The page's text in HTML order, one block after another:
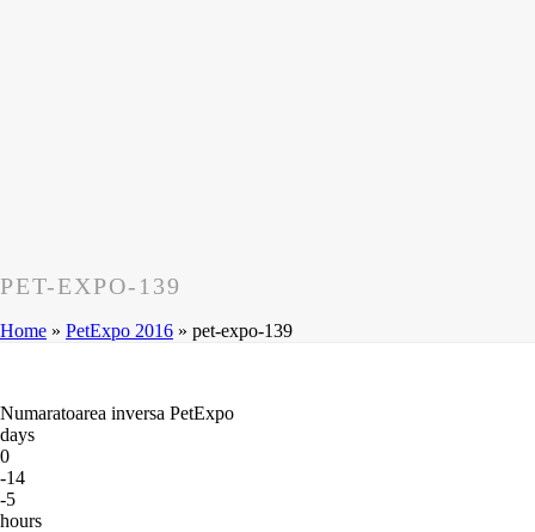
PET-EXPO-139
Home » PetExpo 2016 » pet-expo-139
Numaratoarea inversa PetExpo
days
0
-14
-5
hours